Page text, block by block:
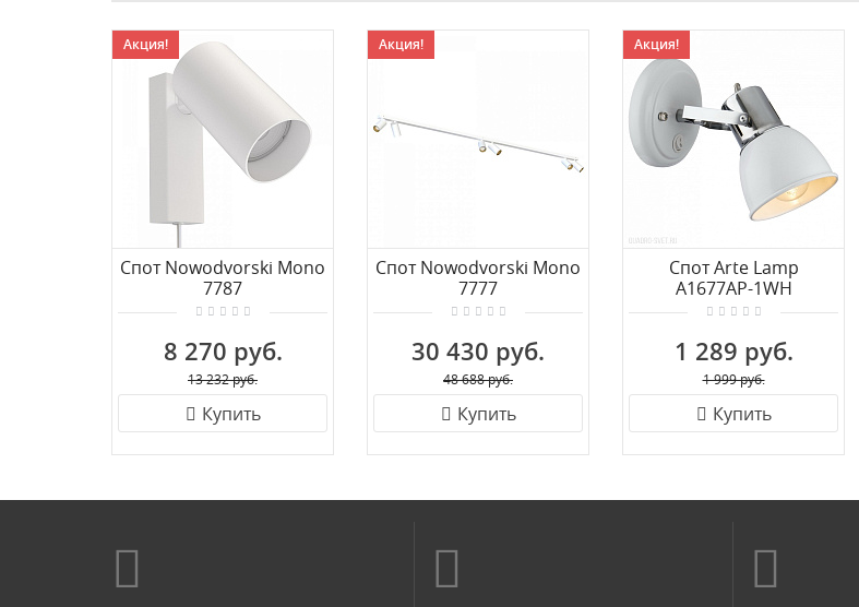
Акция!
Спот Nowodvorski Mono
7787
8 270 руб.
13 232 руб.
Купить
Акция!
Спот Nowodvorski Mono
7777
30 430 руб.
48 688 руб.
Купить
Акция!
Спот Arte Lamp
A1677AP-1WH
1 289 руб.
1 999 руб.
Купить